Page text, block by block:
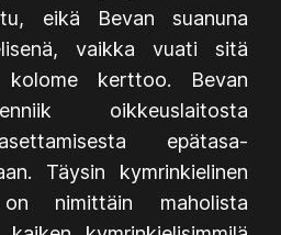
eikä Bevan suanuna
vaikka vuati sitä
kolome kerttoo. Bevan
oikkeuslaitosta
epätasa-
Täysin kymrinkielinen
on nimittäin maholista